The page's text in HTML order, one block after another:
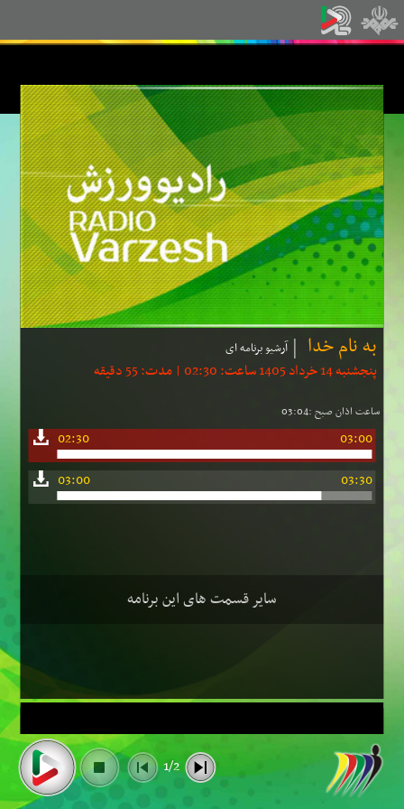
به نام خدا آرشیو برنامه ای
پنجشنبه 14 خرداد 1405 ساعت: 02:30 | مدت: 55 دقیقه
ساعت اذان صبح :03:04
02:30
03:00
03:00
03:30
سایر قسمت های این برنامه
1/2